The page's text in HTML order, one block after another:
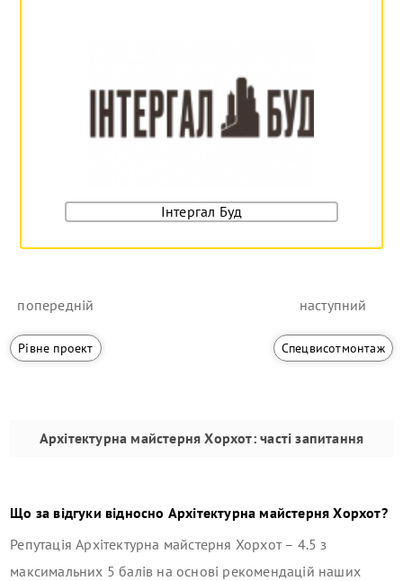
Інтергал Буд
попередній
Рівне проект
наступний
Спецвисотмонтаж
Архітектурна майстерня Хорхот: часті запитання
Що за відгуки відносно Архітектурна майстерня Хорхот?
РепутаціяАрхітектурна майстерня Хорхот– 4.5 з
максимальних 5 балів на основі рекомендацій наших